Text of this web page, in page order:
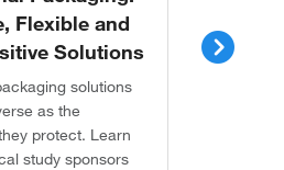
Flexible and
Solutions
solutions
as the
protect. Learn
study sponsors